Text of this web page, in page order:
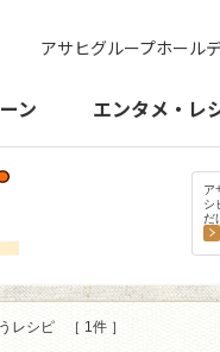
アサヒグループホール
ン エンタメ・レ
ア
シ
だ
レシピ ［ 1件 ］